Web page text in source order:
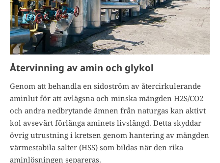
Återvinning av amin och glykol
Genom att behandla en sidoström av återcirkulerande
aminlut för att avlägsna och minska mängden H2S/CO2
och andra nedbrytande ämnen från naturgas kan aktivt
kol avsevärt förlänga aminets livslängd. Detta skyddar
övrig utrustning i kretsen genom hantering av mängden
värmestabila salter (HSS) som bildas när den rika
aminlösningen separeras.